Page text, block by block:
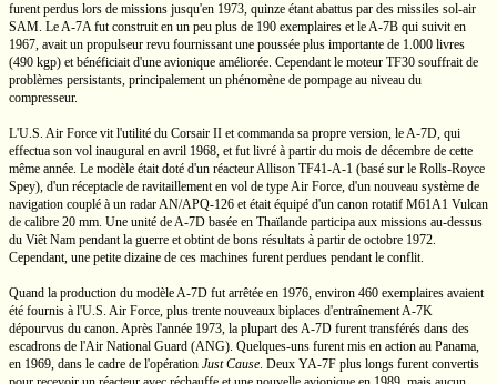
furent perdus lors de missions jusqu'en 1973, quinze étant abattus par des missiles sol-air
SAM. LeA-7Afut construit en un peu plus de 190 exemplaires et leA-7B qui suivit en
1967, avait un propulseur revu fournissant une poussée plus importante de 1.000 livres
(490 kgp) et bénéficiait d'une avionique améliorée. Cependant le moteur TF30 souffrait de
problèmes persistants, principalement un phénomène de pompage au niveau du
compresseur.
L'U.S. Air Force vit l'utilité du Corsair II et commanda sa propre version, leA-7D, qui
effectua son vol inaugural en avril 1968, et fut livré à partir du mois de décembre de cette
même année. Le modèle était doté d'un réacteur Allison TF41-A-1 (basé sur le Rolls-Royce
Spey), d'un réceptacle de ravitaillement en vol de type Air Force, d'un nouveau système de
navigation couplé à un radarAN/APQ-126 et était équipé d'un canon rotatif M61A1 Vulcan
de calibre 20 mm. Une unité de A-7D basée en Thaïlande participa aux missions au-dessus
du Viêt Nam pendant la guerre et obtint de bons résultats à partir de octobre 1972.
Cependant, une petite dizaine de ces machines furent perdues pendant le conflit.
Quand la production du modèleA-7D fut arrêtée en 1976, environ 460 exemplaires avaient
été fournis à l'U.S. Air Force, plus trente nouveaux biplaces d'entraînementA-7K
dépourvus du canon. Après l'année 1973, la plupart desA-7D furent transférés dans des
escadrons de l'Air National Guard (ANG). Quelques-uns furent mis en action au Panama,
en 1969, dans le cadre de l'opération Just Cause. Deux YA-7F plus longs furent convertis